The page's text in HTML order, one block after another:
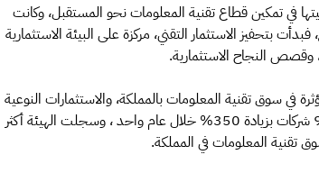
في تمكين قطاع تقنية المعلومات نحو المستقبل، وكانت
بتحفيز الاستثمار التقني، مركزة على البيئة الاستثمارية
وقصص النجاح الاستثمارية.
في سوق تقنية المعلومات بالمملكة، والاستثمارات النوعية
المتنوعة، كما ارتفع عدد الشركات المدرجة في سوق الأسهم إلى 9 شركات بزيادة 350% خلال عام واحد ، وسجلت الهيئة أكثر